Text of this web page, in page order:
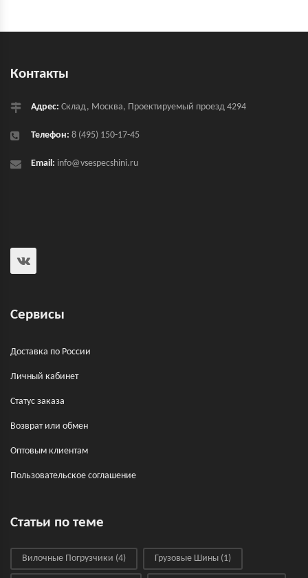
Контакты
Адрес: Склад, Москва, Проектируемый проезд 4294
Телефон: 8 (495) 150-17-45
Email: info@vsespecshini.ru
Сервисы
Доставка по России
Личный кабинет
Статус заказа
Возврат или обмен
Оптовым клиентам
Пользовательское соглашение
Статьи по теме
Вилочные Погрузчики (4) Грузовые Шины (1)